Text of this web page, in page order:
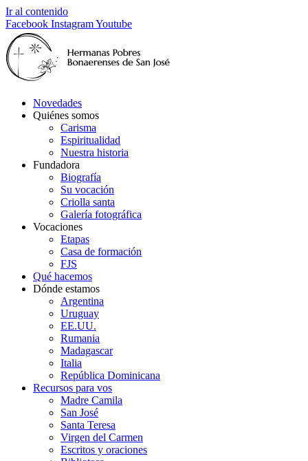
Ir al contenido
Facebook InstagramYoutube
Novedades
Quiénes somos
Carisma
Espiritualidad
Nuestra historia
Fundadora
Biografía
Su vocación
Criolla santa
Galería fotográfica
Vocaciones
Etapas
Casa de formación
FJS
Qué hacemos
Dónde estamos
Argentina
Uruguay
EE.UU.
Rumania
Madagascar
Italia
República Dominicana
Recursos para vos
Madre Camila
San José
Santa Teresa
Virgen del Carmen
Escritos y oraciones